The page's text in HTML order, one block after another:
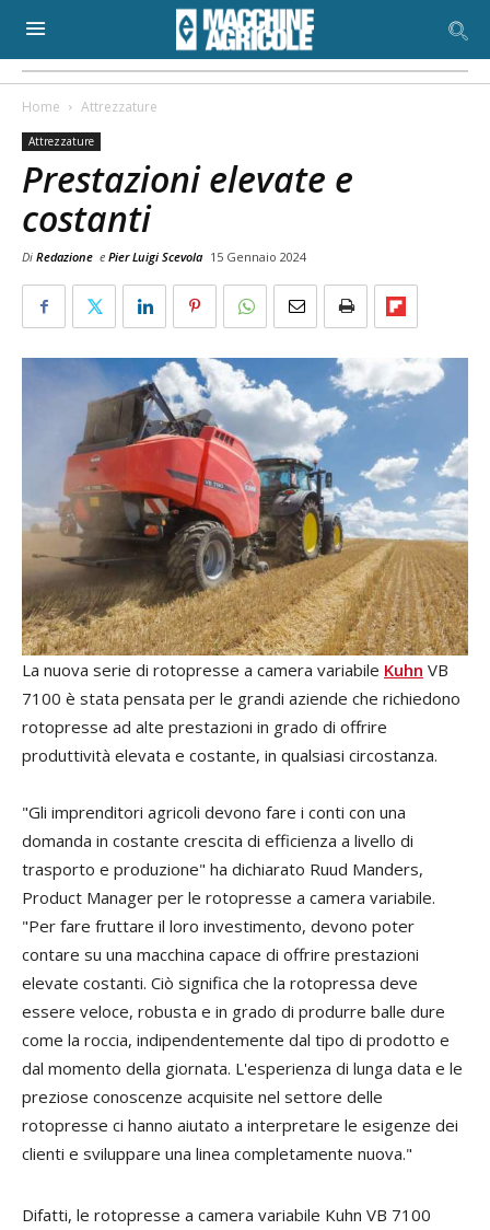
Home Attrezzature
Attrezzature
Prestazioni elevate e
costanti
Di Redazione e Pier Luigi Scevola 15 Gennaio 2024
La nuova serie di rotopresse a camera variabile Kuhn VB
7100 è stata pensata per le grandi aziende che richiedono
rotopresse ad alte prestazioni in grado di offrire
produttività elevata e costante, in qualsiasi circostanza.
"Gli imprenditori agricoli devono fare i conti con una
domanda in costante crescita di efficienza a livello di
trasporto e produzione" ha dichiarato Ruud Manders,
Product Manager per le rotopresse a camera variabile.
"Per fare fruttare il loro investimento, devono poter
contare su una macchina capace di offrire prestazioni
elevate costanti. Ciò significa che la rotopressa deve
essere veloce, robusta e in grado di produrre balle dure
come la roccia, indipendentemente dal tipo di prodotto e
dal momento della giornata. L'esperienza di lunga data e le
preziose conoscenze acquisite nel settore delle
rotopresse ci hanno aiutato a interpretare le esigenze dei
clienti e sviluppare una linea completamente nuova."
Difatti, le rotopresse a camera variabile Kuhn VB 7100